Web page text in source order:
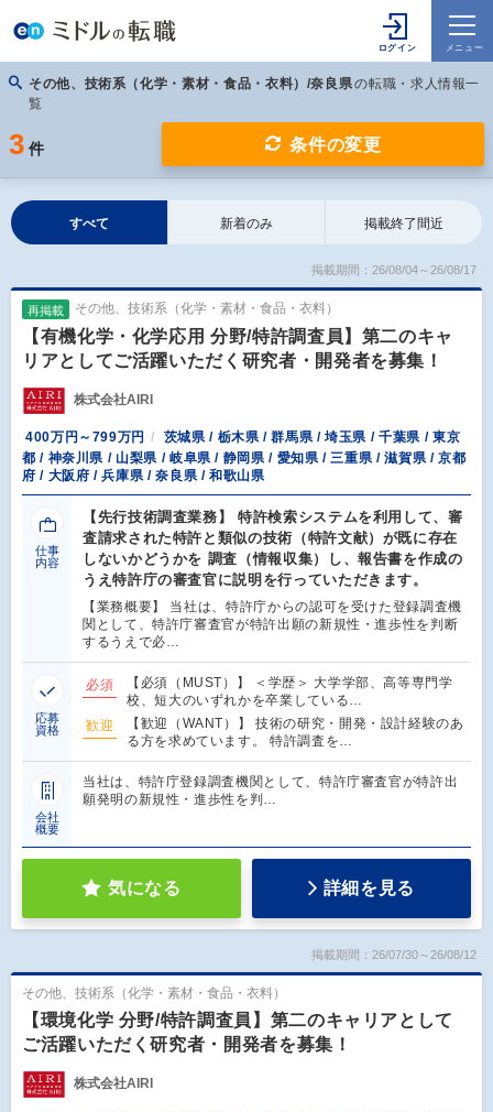
その他、技術系（化学・素材・食品・衣料）/奈良県の転職・求人情報一
覧
3 件 条件の変更
すべて 新着のみ 掲載終了間近
掲載期間：26/08/04～26/08/17
再掲載 その他、技術系（化学・素材・食品・衣料）
【有機化学・化学応用 分野/特許調査員】第二のキャ
リアとしてご活躍いただく研究者・開発者を募集！
株式会社AIRI
400万円～799万円
茨城県 / 栃木県 / 群馬県 / 埼玉県 / 千葉県 / 東京
都 / 神奈川県 / 山梨県 / 岐阜県 / 静岡県 / 愛知県 / 三重県 / 滋賀県 / 京都
府 / 大阪府 / 兵庫県 / 奈良県 / 和歌山県
仕事
内容
【先行技術調査業務】 特許検索システムを利用して、審
査請求された特許と類似の技術（特許文献）が既に存在
しないかどうかを 調査（情報収集）し、報告書を作成の
うえ特許庁の審査官に説明を行っていただきます。
【業務概要】 当社は、特許庁からの認可を受けた登録調査機
関として、特許庁審査官が特許出願の新規性・進歩性を判断
するうえで必…
応募
資格
必須
【必須（MUST）】 ＜学歴＞ 大学学部、高等専門学
校、短大のいずれかを卒業している…
歓迎
【歓迎（WANT）】 技術の研究・開発・設計経験のあ
る方を求めています。 特許調査を…
会社
概要
当社は、特許庁登録調査機関として、特許庁審査官が特許出
願発明の新規性・進歩性を判…
気になる 詳細を見る
掲載期間：26/07/30～26/08/12
その他、技術系（化学・素材・食品・衣料）
【環境化学 分野/特許調査員】第二のキャリアとして
ご活躍いただく研究者・開発者を募集！
株式会社AIRI